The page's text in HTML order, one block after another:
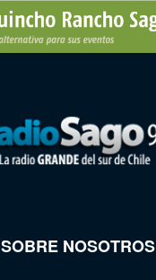
SOBRE NOSOTROS